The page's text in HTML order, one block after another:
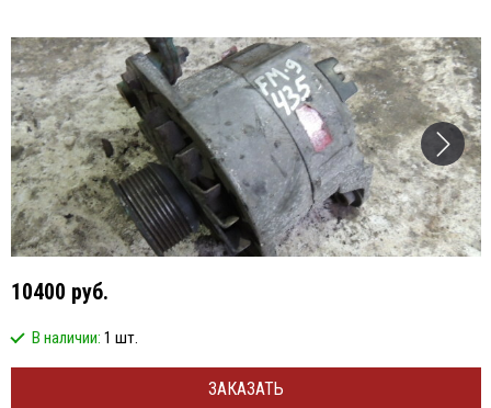
10400 руб.
В наличии: 1 шт.
ЗАКАЗАТЬ